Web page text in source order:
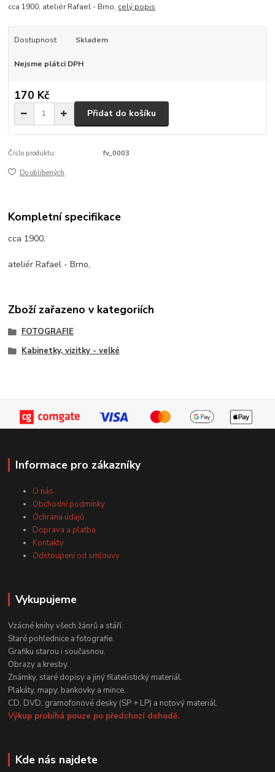
cca 1900, ateliér Rafael - Brno, celý popis
Dostupnost Skladem
Nejsme plátci DPH
170 Kč
Přidat do košíku
Číslo produktu: fv_0003
Do oblíbených
Kompletní specifikace
cca 1900,
ateliér Rafael - Brno,
Zboží zařazeno v kategoriích
FOTOGRAFIE
Kabinetky, vizitky - velké
Informace pro zákazníky
O nás
Obchodní podmínky
Ochrana údajů
Doprava a platba
Kontakty
Odstoupení od smlouvy
Vykupujeme
Vzácné knihy všech žánrů a stáří.
Staré pohlednice a fotografie.
Grafiku starou i současnou.
Obrazy a kresby.
Známky, staré dopisy a jiný filatelistický materiál.
Plakáty, mapy, bankovky a mince.
CD, DVD, gramofonové desky (SP + LP) a notový materiál.
Výkup probíhá pouze po předchozí dohodě.
Kde nás najdete